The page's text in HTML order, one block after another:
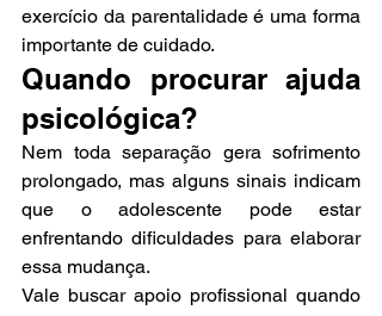
exercício da parentalidade é uma forma
importante de cuidado.
Quando procurar ajuda
psicológica?
Nem toda separação gera sofrimento
prolongado, mas alguns sinais indicam
que o adolescente pode estar
enfrentando dificuldades para elaborar
essa mudança.
Vale buscar apoio profissional quando